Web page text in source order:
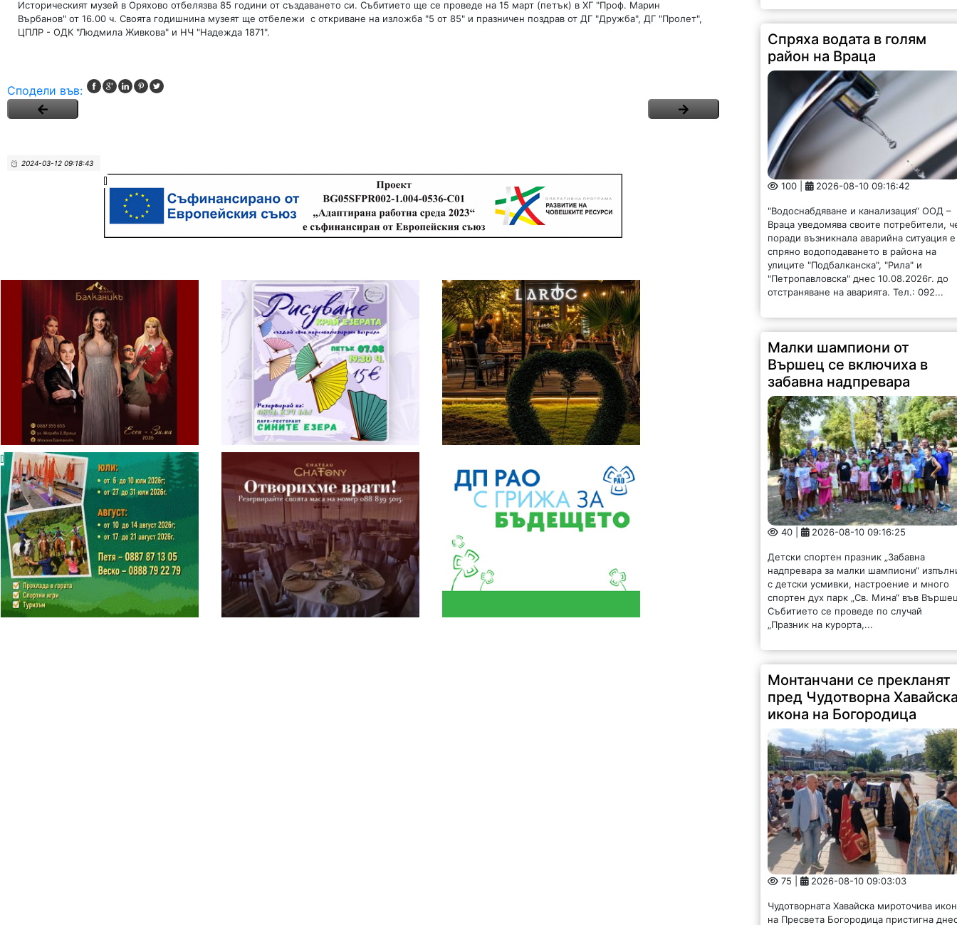
Историческият музей в Оряхово отбелязва 85 години от създаването си. Събитието ще се проведе на 15 март (петък) в ХГ "Проф. Марин
Върбанов" от 16.00 ч. Своята годишнина музеят ще отбележи с откриване на изложба "5 от 85" и празничен поздрав от ДГ "Дружба", ДГ "Пролет",
ЦПЛР - ОДК "Людмила Живкова" и НЧ "Надежда 1871".
Сподели във:
2024-03-12 09:18:43
Спряха водата в голям
район на Враца
100 | 2026-08-10 09:16:42
"Водоснабдяване и канализация“ ООД –
Враца уведомява своите потребители,
поради възникнала аварийна ситуация е
спряно водоподаването в района на
улиците "Подбалканска", "Рила" и
"Петропавловска" днес 10.08.2026г. до
отстраняване на аварията. Тел.: 092...
Малки шампиони от
Вършец се включиха в
забавна надпревара
40 | 2026-08-10 09:16:25
Детски спортен празник „Забавна
надпревара за малки шампиони“
с детски усмивки, настроение и много
спортен дух парк „Св. Мина“ във
Събитието се проведе по случай
„Празник на курорта,...
Монтанчани се прекланят
пред Чудотворна
икона на Богородица
75 | 2026-08-10 09:03:03
Чудотворната Хавайска мироточива
на Пресвета Богородица пристигна